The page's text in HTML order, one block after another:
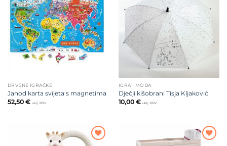
na listu
želja
DRVENE IGRAČKE
Janod karta svijeta s magnetima
52,50 € uklj. PDV
na listu
želja
IGRA I MODA
Dječji kišobrani Tisja Kljaković
10,00 € uklj. PDV